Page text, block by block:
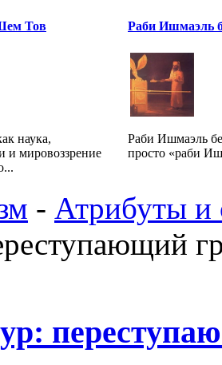
Тов
наука,
и мировоззрение
Раби Ишмаэль
Раби Ишмаэль
просто «раби
- Атрибуты и